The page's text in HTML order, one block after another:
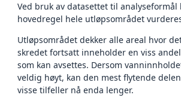
Ved bruk av datasettet til analyseformål
hovedregel hele utløpsområdet
Utløpsområdet dekker alle areal hvor
skredet fortsatt inneholder en viss
som kan avsettes. Dersom
veldig høyt, kan den mest flytende
visse tilfeller nå enda lenger.